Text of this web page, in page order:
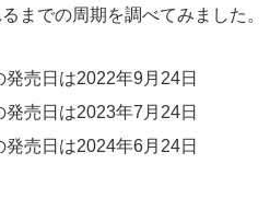
までの周期を調べてみました。
発売日は2022年9月24日
発売日は2023年7月24日
発売日は2024年6月24日